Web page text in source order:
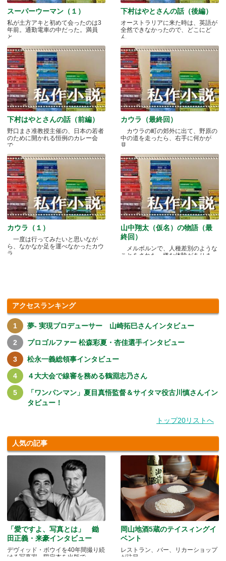
スーパーウーマン（１）
私が土方アキと初めて会ったのは3
年前。通勤電車の中だった。満員
と.....
下村はやとさんの話（後編）
オーストラリアに来た時は、英語が
全然できなかったので、どこにど
ん.....
下村はやとさんの話（前編）
野口まさ准教授主催の、日本の若者
のために開かれる恒例のカレー会
で.....
カウラ（最終回）
カウラの町の郊外に出て、野原の
中の道を走ったら、右手に何かが
見.....
カウラ（１）
一度は行ってみたいと思いなが
ら、なかなか足を運べなかったカウ
ラ.....
山中翔太（仮名）の物語（最
終回）
メルボルンで、人種差別のような
ことをされた、嫌な体験がありま
アクセスランキング
夢- 実現プロデューサー 山崎拓巳さんインタビュー
プロゴルファー 松森彩夏・杏佳選手インタビュー
松永一義総領事インタビュー
４大大会で線審を務める鶴淵志乃さん
「ワンパンマン」夏目真悟監督＆サイタマ役古川慎さんイン
タビュー！
トップ20リストへ
人気の記事
「愛ですよ、写真とは」 鋤
田正義・来豪インタビュー
デヴィッド・ボウイを40年間撮り続
ける写真家、限定本を出版で
岡山地酒5蔵のテイスィングイ
ベント
レストラン、バー、リカーショップ
が注目